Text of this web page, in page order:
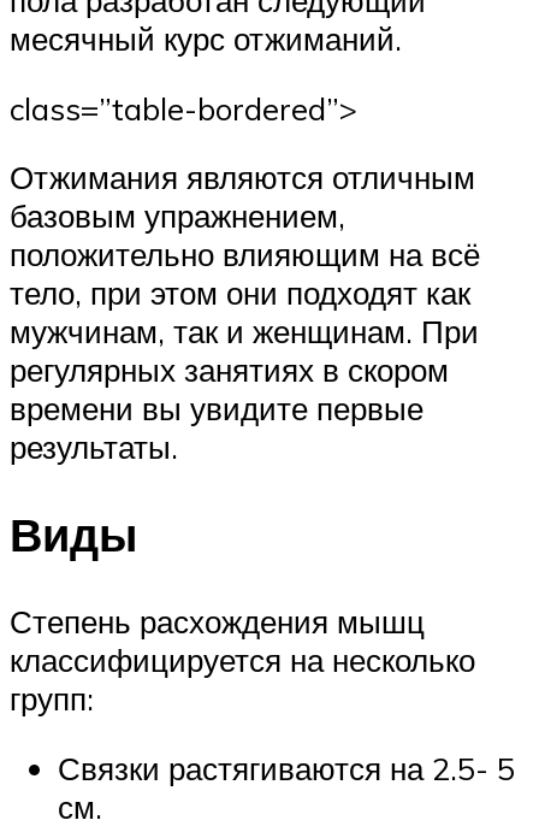
месячный курс отжиманий.
class=”table-bordered”>
Отжимания являются отличным
базовым упражнением,
положительно влияющим на всё
тело, при этом они подходят как
мужчинам, так и женщинам. При
регулярных занятиях в скором
времени вы увидите первые
результаты.
Виды
Степень расхождения мышц
классифицируется на несколько
групп:
Связки растягиваются на 2.5- 5
см.